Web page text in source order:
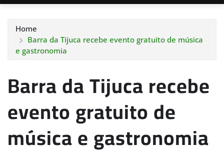
Home
Barra da Tijuca recebe evento gratuito de música
e gastronomia
Barra da Tijuca recebe
evento gratuito de
música e gastronomia